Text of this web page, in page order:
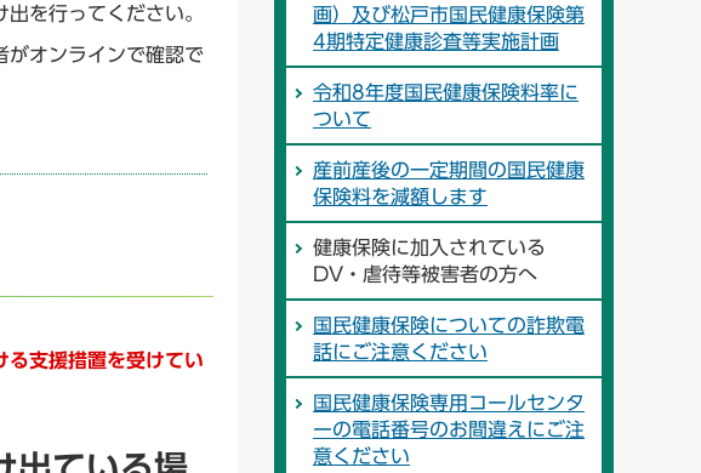
を行ってください。
がオンラインで確認で
支援措置を受けてい
画）及び松戸市国民健康保険第
4期特定健康診査等実施計画
令和8年度国民健康保険料率に
ついて
産前産後の一定期間の国民健康
保険料を減額します
健康保険に加入されている
DV・虐待等被害者の方へ
国民健康保険についての詐欺電
話にご注意ください
国民健康保険専用コールセンタ
ーの電話番号のお間違えにご注
意ください